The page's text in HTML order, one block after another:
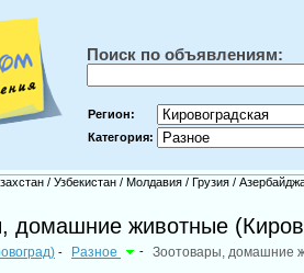
Поиск по объявлениям:
Регион:
Категория:
/ Узбекистан / Молдавия / Грузия /
домашние животные
- Разное - Зоотовары, домашние